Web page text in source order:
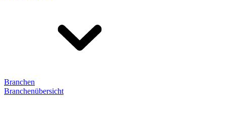
Branchen
Branchenübersicht